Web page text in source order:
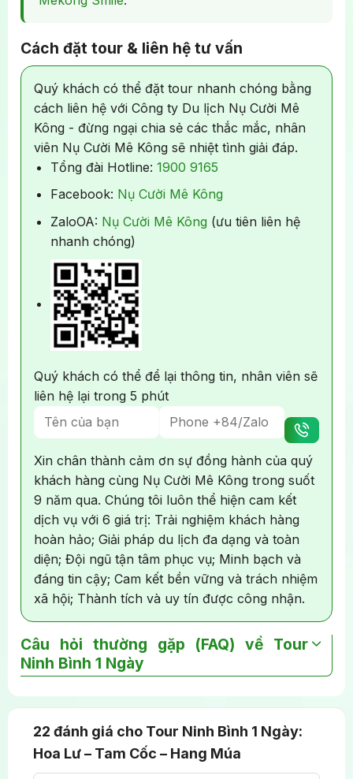
quê.
triệu đồng/vụ.
01 chai nước suối miễn phí cho mỗi khách mỗi
ngày trên xe.
Thuế VAT.
Tuổi trẻ em được tính sẽ dựa theo năm sinh,
không tính theo ngày tháng sinh. Ví dụ: trẻ em
sinh năm 2016 thì năm 2026 sẽ là 10 tuổi.
Xem thêm:Điều khoản & Điều kiện
Cách đặt tour & liên hệ tư vấn
Quý khách có thể đặt tour nhanh chóng bằng
cách liên hệ với Công ty Du lịch Nụ Cười Mê
Kông - đừng ngại chia sẻ các thắc mắc, nhân
viên Nụ Cười Mê Kông sẽ nhiệt tình giải đáp.
Tổng đài Hotline: 1900 9165
Facebook: Nụ Cười Mê Kông
ZaloOA: Nụ Cười Mê Kông (ưu tiên liên hệ
nhanh chóng)
Quý khách có thể để lại thông tin, nhân viên sẽ
liên hệ lại trong 5 phút
Xin chân thành cảm ơn sự đồng hành của quý
khách hàng cùng Nụ Cười Mê Kông trong suốt
9 năm qua. Chúng tôi luôn thể hiện cam kết
dịch vụ với 6 giá trị: Trải nghiệm khách hàng
hoàn hảo; Giải pháp du lịch đa dạng và toàn
diện; Đội ngũ tận tâm phục vụ; Minh bạch và
đáng tin cậy; Cam kết bền vững và trách nhiệm
xã hội; Thành tích và uy tín được công nhận.
Câu hỏi thường gặp (FAQ) về Tour
Ninh Bình 1 Ngày
Việc leo 500 bậc thang là thử thách nhưng rất đáng
22 đánh giá cho Tour Ninh Bình 1 Ngày:
Hoa Lư – Tam Cốc – Hang Múa